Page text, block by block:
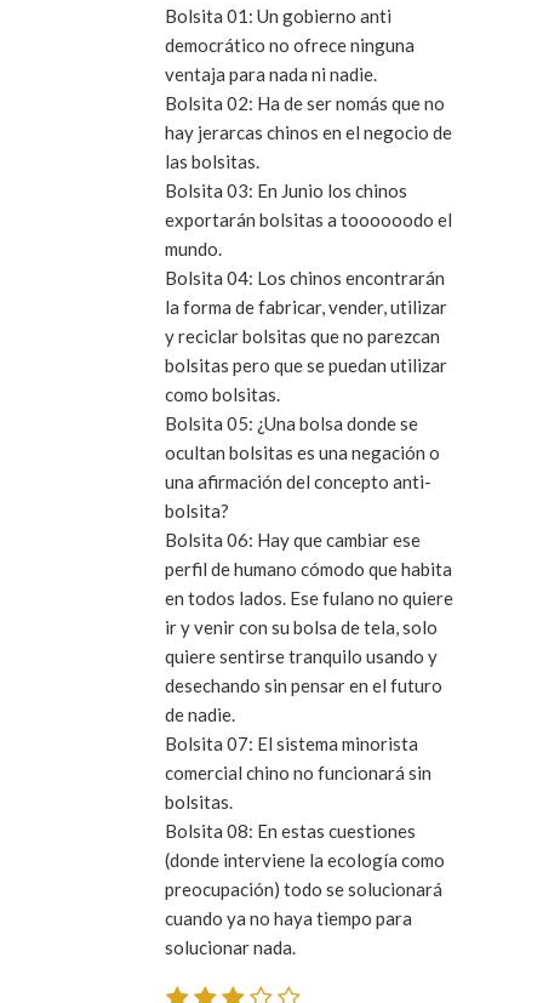
Bolsita 01: Un gobierno anti
democrático no ofrece ninguna
ventaja para nada ni nadie.
Bolsita 02: Ha de ser nomás que no
hay jerarcas chinos en el negocio de
las bolsitas.
Bolsita 03: En Junio los chinos
exportarán bolsitas a toooooodo el
mundo.
Bolsita 04: Los chinos encontrarán
la forma de fabricar, vender, utilizar
y reciclar bolsitas que no parezcan
bolsitas pero que se puedan utilizar
como bolsitas.
Bolsita 05: ¿Una bolsa donde se
ocultan bolsitas es una negación o
una afirmación del concepto anti-
bolsita?
Bolsita 06: Hay que cambiar ese
perfil de humano cómodo que habita
en todos lados. Ese fulano no quiere
ir y venir con su bolsa de tela, solo
quiere sentirse tranquilo usando y
desechando sin pensar en el futuro
de nadie.
Bolsita 07: El sistema minorista
comercial chino no funcionará sin
bolsitas.
Bolsita 08: En estas cuestiones
(donde interviene la ecología como
preocupación) todo se solucionará
cuando ya no haya tiempo para
solucionar nada.